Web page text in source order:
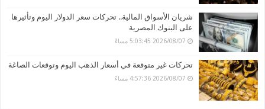
شريان الأسواق المالية.. تحركات سعر الدولار اليوم وتأثيرها
على البنوك المصرية
2026/08/07 5:03:45 مساءً
تحركات غير متوقعة في أسعار الذهب اليوم وتوقعات الصاغة
2026/08/07 4:57:36 مساءً